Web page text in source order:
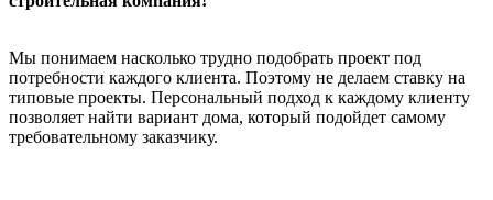
Мы понимаем насколько трудно подобрать проект под
потребности каждого клиента. Поэтому не делаем ставку на
типовые проекты. Персональный подход к каждому клиенту
позволяет найти вариант дома, который подойдет самому
требовательному заказчику.